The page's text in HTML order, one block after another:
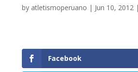
by atletismoperuano | Jun 10, 2012|
Facebook